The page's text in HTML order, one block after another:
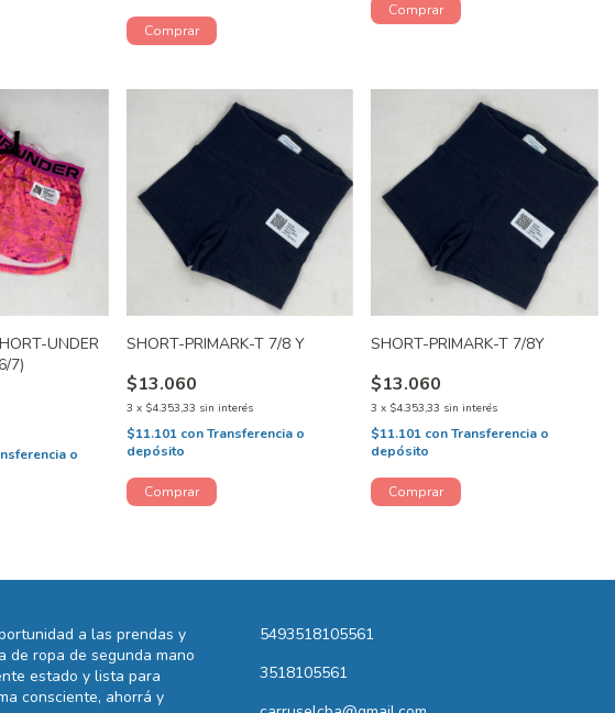
UNDER
7)
o
SHORT-PRIMARK-T 7/8 Y
$13.060
3 x $4.353,33 sin interés
$11.101 con Transferencia o
depósito
SHORT-PRIMARK-T 7/8Y
$13.060
3 x $4.353,33 sin interés
$11.101 conTransferencia o
depósito
a las prendas y
de ropa de segunda mano
estado y lista para
consciente, ahorrá y
5493518105561
3518105561